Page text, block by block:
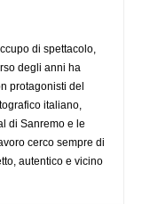
di spettacolo,
degli anni ha
protagonisti del
italiano,
di Sanremo e le
cerco sempre di
autentico e vicino